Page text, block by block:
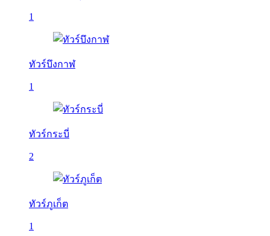
1
ทัวร์บึงกาฬ
1
ทัวร์กระบี่
2
ทัวร์ภูเก็ต
1